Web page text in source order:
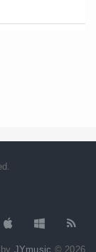
JYmusic © 2026